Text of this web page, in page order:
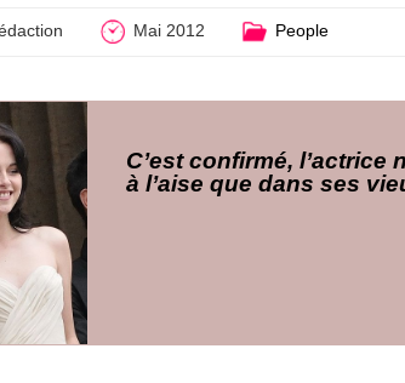
Mai 2012 People
C’est confirmé, l’actrice
à l’aise que dans ses